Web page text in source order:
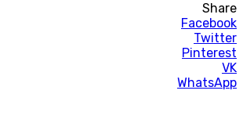
Share
Facebook
Twitter
Pinterest
VK
WhatsApp